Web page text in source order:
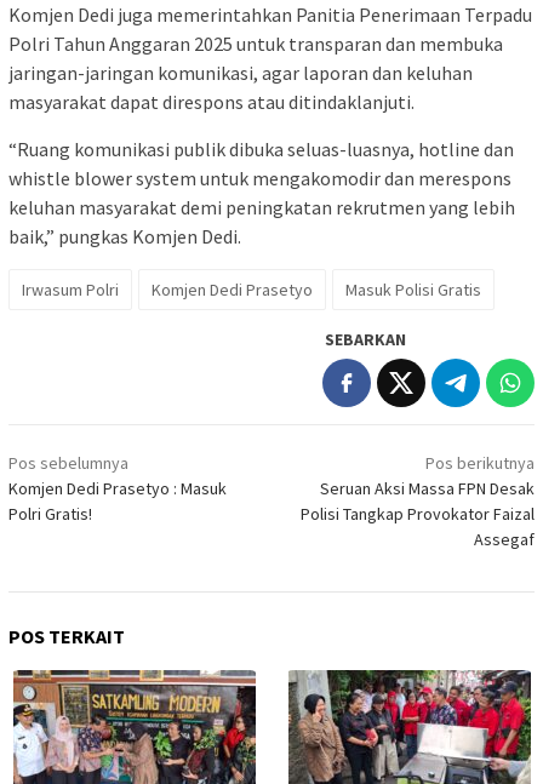
Komjen Dedi juga memerintahkan Panitia Penerimaan Terpadu
Polri Tahun Anggaran 2025 untuk transparan dan membuka
jaringan-jaringan komunikasi, agar laporan dan keluhan
masyarakat dapat direspons atau ditindaklanjuti.
“Ruang komunikasi publik dibuka seluas-luasnya, hotline dan
whistle blower system untuk mengakomodir dan merespons
keluhan masyarakat demi peningkatan rekrutmen yang lebih
baik,” pungkas Komjen Dedi.
Irwasum Polri Komjen Dedi Prasetyo Masuk Polisi Gratis
SEBARKAN
Navigasi
pos
Pos sebelumnya
Komjen Dedi Prasetyo : Masuk
Polri Gratis!
Pos berikutnya
Seruan Aksi Massa FPN Desak
Polisi Tangkap Provokator Faizal
Assegaf
POS TERKAIT